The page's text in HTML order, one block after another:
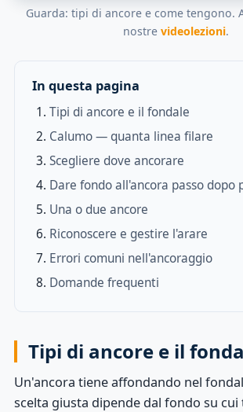
Guarda: tipi di ancore e come tengono.
nostre videolezioni.
In questa pagina
Tipi di ancore e il fondale
Calumo — quanta linea filare
Scegliere dove ancorare
Dare fondo all'ancora passo dopo
Una o due ancore
Riconoscere e gestire l'arare
Errori comuni nell'ancoraggio
Domande frequenti
Tipi di ancore e il
Un'ancora tiene affondando nel
scelta giusta dipende dal fondo su cui